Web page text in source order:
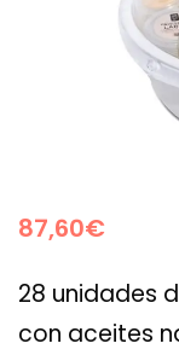
87,60€
28 unidades
con aceites